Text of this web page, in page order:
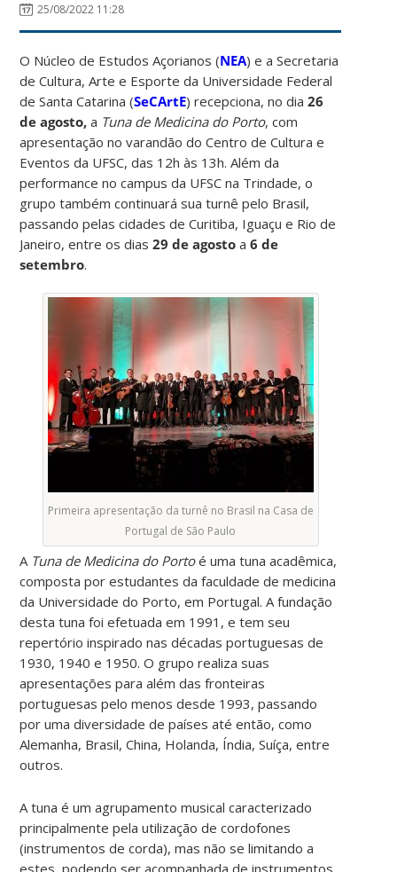
25/08/2022 11:28
O Núcleo de Estudos Açorianos (NEA) e a Secretaria
de Cultura, Arte e Esporte da Universidade Federal
de Santa Catarina (SeCArtE) recepciona, no dia26
de agosto,a Tuna de Medicina do Porto, com
apresentação no varandão do Centro de Cultura e
Eventos da UFSC, das 12h às 13h. Além da
performance no campus da UFSC na Trindade, o
grupo também continuará sua turnê pelo Brasil,
passando pelas cidades de Curitiba, Iguaçu e Rio de
Janeiro, entre os dias 29 de agostoa 6 de
setembro.
Primeira apresentação da turnê no Brasil na Casa de
Portugal de São Paulo
A Tuna de Medicina do Portoé uma tuna acadêmica,
composta por estudantes da faculdade de medicina
da Universidade do Porto, em Portugal. A fundação
desta tuna foi efetuada em 1991, e tem seu
repertório inspirado nas décadas portuguesas de
1930, 1940 e 1950. O grupo realiza suas
apresentações para além das fronteiras
portuguesas pelo menos desde 1993, passando
por uma diversidade de países até então, como
Alemanha, Brasil, China, Holanda, Índia, Suíça, entre
outros.
A tuna é um agrupamento musical caracterizado
principalmente pela utilização de cordofones
(instrumentos de corda), mas não se limitando a
estes, podendo ser acompanhada de instrumentos